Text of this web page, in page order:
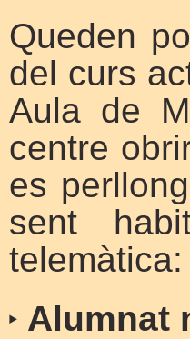
Queden
del curs
Aula de
centre
es
sent
telemàtica:
Alumnat